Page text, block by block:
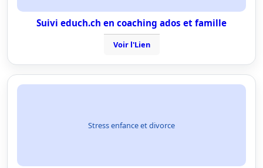
Suivi educh.ch en coaching ados et famille
Voir l'Lien
Stress enfance et divorce